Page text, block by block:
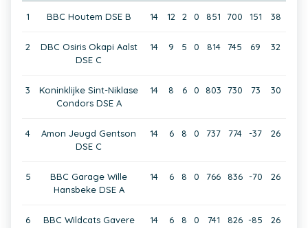
1 BBC Houtem DSE B 14 12 2 0 851 700 151 38
2
DBC Osiris Okapi Aalst
DSE C
14 9 5 0 814 745 69 32
3
Koninklijke Sint-Niklase
Condors DSE A
14 8 6 0 803 730 73 30
4
Amon Jeugd Gentson
DSE C
14 6 8 0 737 774 -37 26
5
BBC Garage Wille
Hansbeke DSE A
14 6 8 0 766 836 -70 26
6
BBC Wildcats Gavere
14 6 8 0 741 826 -85 26